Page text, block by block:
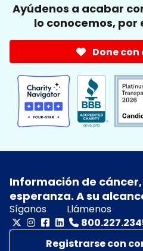
Ayúdenos a acabar
lo conocemos, por
Done
Información de
esperanza. A su
Síganos
Llámenos
Registrarse con